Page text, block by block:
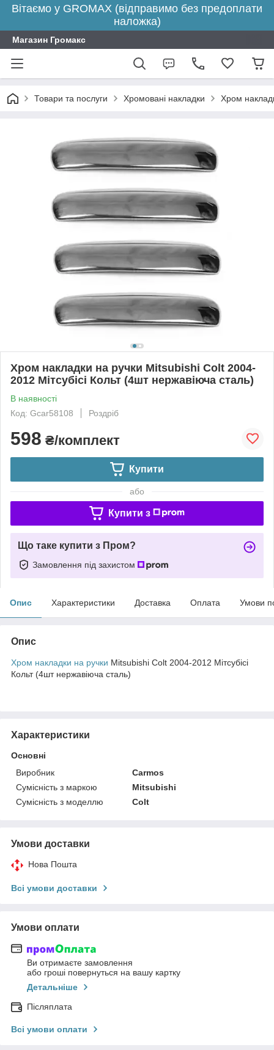
Вітаємо у GROMAX (відправимо без предоплати
наложка)
Магазин Громакс
Товари та послуги Хромовані накладки Хром
Хром накладки на ручки Mitsubishi Colt 2004-
2012 Мітсубісі Кольт (4шт нержавіюча сталь)
В наявності
Код: Gcar58108
Роздріб
598 ₴/комплект
Купити
або
Купити з
Що таке купити з Пром?
Замовлення під захистом
Опис Характеристики Доставка Оплата Умови
Опис
Хром накладки на ручки Mitsubishi Colt 2004-2012 Мітсубісі
Кольт (4шт нержавіюча сталь)
Характеристики
Основні
Виробник
Carmos
Сумісність з маркою
Mitsubishi
Сумісність з моделлю
Colt
Умови доставки
Нова Пошта
Всі умови доставки
Умови оплати
Ви отримаєте замовлення
або гроші повернуться на вашу картку
Детальніше
Післяплата
Всі умови оплати